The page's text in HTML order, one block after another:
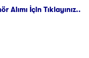
Alımı İçin Tıklayınız..